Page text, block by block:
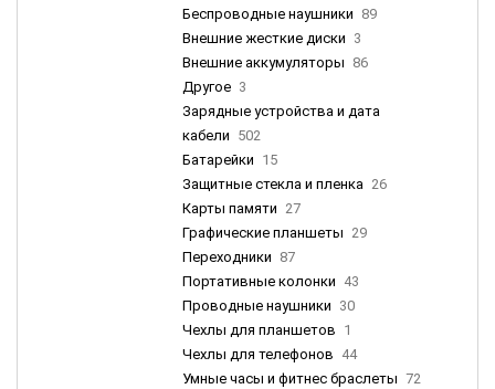
Беспроводные наушники 89
Внешние жесткие диски 3
Внешние аккумуляторы 86
Другое 3
Зарядные устройства и дата
кабели 502
Батарейки 15
Защитные стекла и пленка 26
Карты памяти 27
Графические планшеты 29
Переходники 87
Портативные колонки 43
Проводные наушники 30
Чехлы для планшетов 1
Чехлы для телефонов 44
Умные часы и фитнес браслеты 72